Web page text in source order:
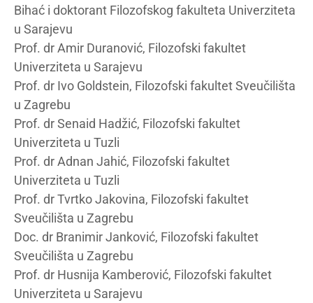
Bihać i doktorant Filozofskog fakulteta Univerziteta
u Sarajevu
Prof. dr Amir Duranović, Filozofski fakultet
Univerziteta u Sarajevu
Prof. dr Ivo Goldstein, Filozofski fakultet Sveučilišta
u Zagrebu
Prof. dr Senaid Hadžić, Filozofski fakultet
Univerziteta u Tuzli
Prof. dr Adnan Jahić, Filozofski fakultet
Univerziteta u Tuzli
Prof. dr Tvrtko Jakovina, Filozofski fakultet
Sveučilišta u Zagrebu
Doc. dr Branimir Janković, Filozofski fakultet
Sveučilišta u Zagrebu
Prof. dr Husnija Kamberović, Filozofski fakultet
Univerziteta u Sarajevu